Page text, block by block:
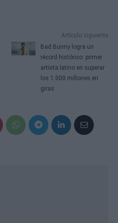
Artículo siguiente
Bad Bunny logra un
récord histórico: primer
artista latino en superar
los 1.000 millones en
giras